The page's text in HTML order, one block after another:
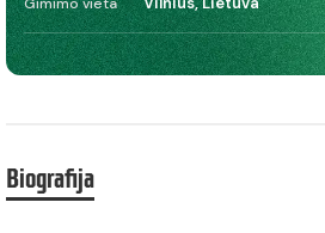
Biografija